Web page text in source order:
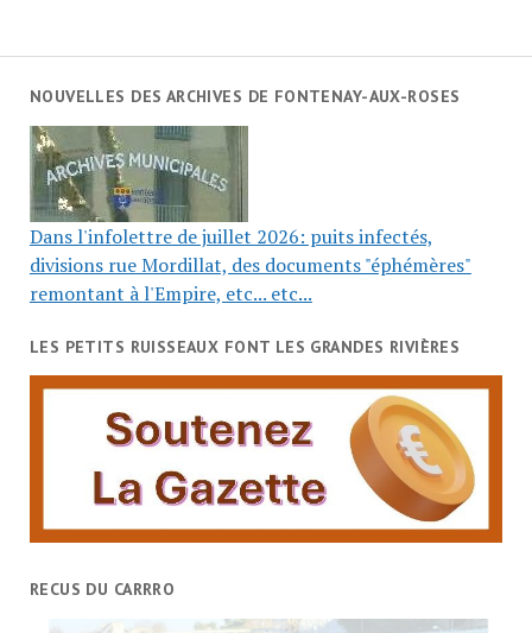
NOUVELLES DES ARCHIVES DE FONTENAY-AUX-ROSES
Dans l'infolettre de juillet 2026: puits infectés,
divisions rue Mordillat, des documents "éphémères"
remontant à l'Empire, etc... etc...
LES PETITS RUISSEAUX FONT LES GRANDES RIVIÈRES
RECUS DU CARRRO